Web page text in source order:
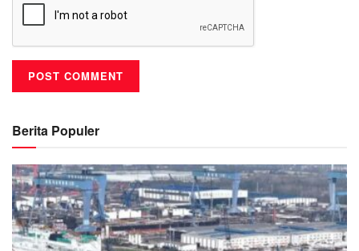
Berita Populer